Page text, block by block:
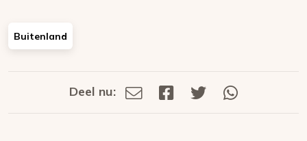
Buitenland
Deel
Deel nu:
Deel
Deel
Deel